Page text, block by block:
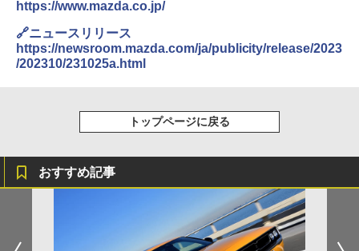
https://www.mazda.co.jp/
🔗ニュースリリース
https://newsroom.mazda.com/ja/publicity/release/2023
/202310/231025a.html
トップページに戻る
おすすめ記事